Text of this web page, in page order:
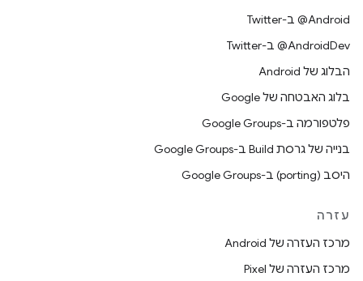
‎@Android ב-Twitter
‎@AndroidDev ב-Twitter
הבלוג של Android
בלוג האבטחה של Google
פלטפורמה ב-Google Groups
בנייה של גרסת Build ב-Google Groups
היסב (porting) ב-Google Groups
עזרה
מרכז העזרה של Android
מרכז העזרה של Pixel